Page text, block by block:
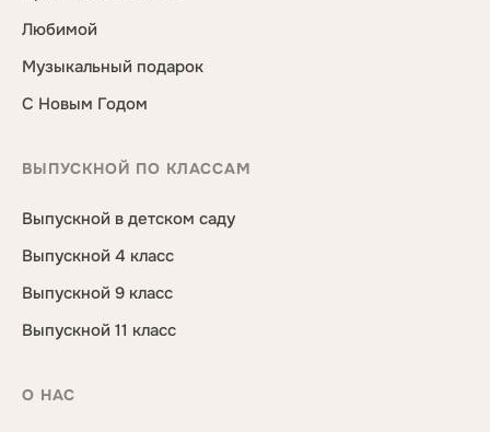
Любимой
Музыкальный подарок
С Новым Годом
ВЫПУСКНОЙ ПО КЛАССАМ
Выпускной в детском саду
Выпускной 4 класс
Выпускной 9 класс
Выпускной 11 класс
О НАС